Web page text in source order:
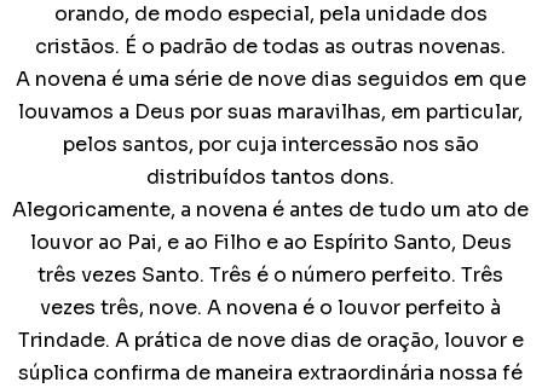
orando, de modo especial, pela unidade dos
cristãos. É o padrão de todas as outras novenas.
A novena é uma série de nove dias seguidos em que
louvamos a Deus por suas maravilhas, em particular,
pelos santos, por cuja intercessão nos são
distribuídos tantos dons.
Alegoricamente, a novena é antes de tudo um ato de
louvor ao Pai, e ao Filho e ao Espírito Santo, Deus
três vezes Santo. Três é o número perfeito. Três
vezes três, nove. A novena é o louvor perfeito à
Trindade. A prática de nove dias de oração, louvor e
súplica confirma de maneira extraordinária nossa fé